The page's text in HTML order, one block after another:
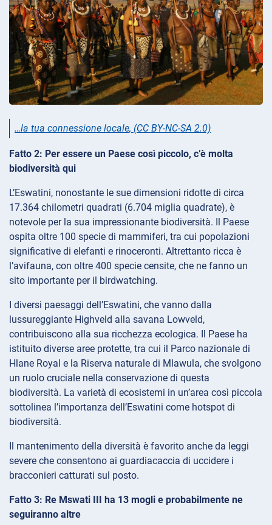
…la tua connessione locale, (CC BY-NC-SA 2.0)
Fatto 2: Per essere un Paese così piccolo, c’è molta
biodiversità qui
L’Eswatini, nonostante le sue dimensioni ridotte di circa
17.364 chilometri quadrati (6.704 miglia quadrate), è
notevole per la sua impressionante biodiversità. Il Paese
ospita oltre 100 specie di mammiferi, tra cui popolazioni
significative di elefanti e rinoceronti. Altrettanto ricca è
l’avifauna, con oltre 400 specie censite, che ne fanno un
sito importante per il birdwatching.
I diversi paesaggi dell’Eswatini, che vanno dalla
lussureggiante Highveld alla savana Lowveld,
contribuiscono alla sua ricchezza ecologica. Il Paese ha
istituito diverse aree protette, tra cui il Parco nazionale di
Hlane Royal e la Riserva naturale di Mlawula, che svolgono
un ruolo cruciale nella conservazione di questa
biodiversità. La varietà di ecosistemi in un’area così piccola
sottolinea l’importanza dell’Eswatini come hotspot di
biodiversità.
Il mantenimento della diversità è favorito anche da leggi
severe che consentono ai guardiacaccia di uccidere i
bracconieri catturati sul posto.
Fatto 3: Re Mswati III ha 13 mogli e probabilmente ne
seguiranno altre